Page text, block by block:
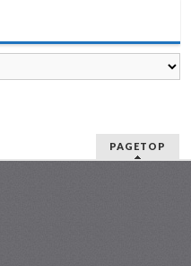
PAGETOP